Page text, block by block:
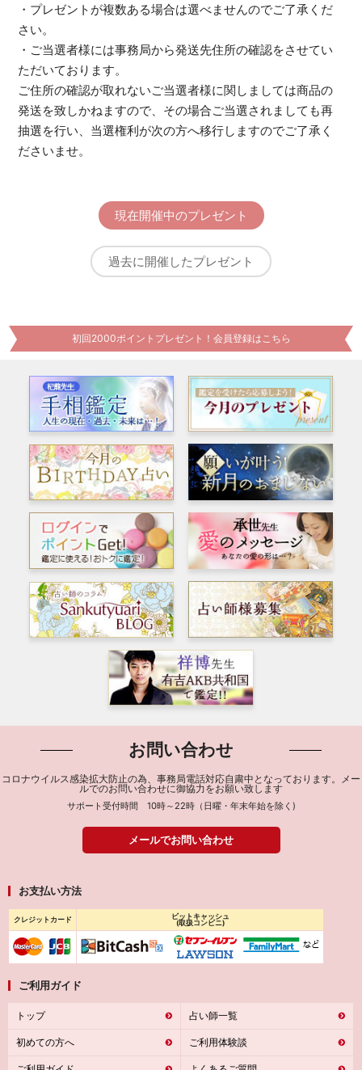
・プレゼントが複数ある場合は選べませんのでご了承くだ
さい。
・ご当選者様には事務局から発送先住所の確認をさせてい
ただいております。
ご住所の確認が取れないご当選者様に関しましては商品の
発送を致しかねますので、その場合ご当選されましても再
抽選を行い、当選権利が次の方へ移行しますのでご了承く
ださいませ。
現在開催中のプレゼント
過去に開催したプレゼント
初回2000ポイントプレゼント！会員登録はこちら
お問い合わせ
コロナウイルス感染拡大防止の為、事務局電話対応自粛中となっております。メー
ルでのお問い合わせに御協力をお願い致します
サポート受付時間 10時～22時（日曜・年末年始を除く)
メールでお問い合わせ
お支払い方法
クレジットカード
ビットキャッシュ
(取扱コンビニ)
ご利用ガイド
トップ
初めての方へ
占い師一覧
ご利用体験談